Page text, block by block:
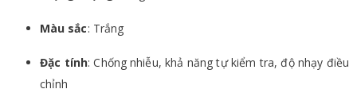
Màu sắc: Trắng
Đặc tính: Chống nhiễu, khả năng tự kiểm tra, độ nhạy điều
chỉnh